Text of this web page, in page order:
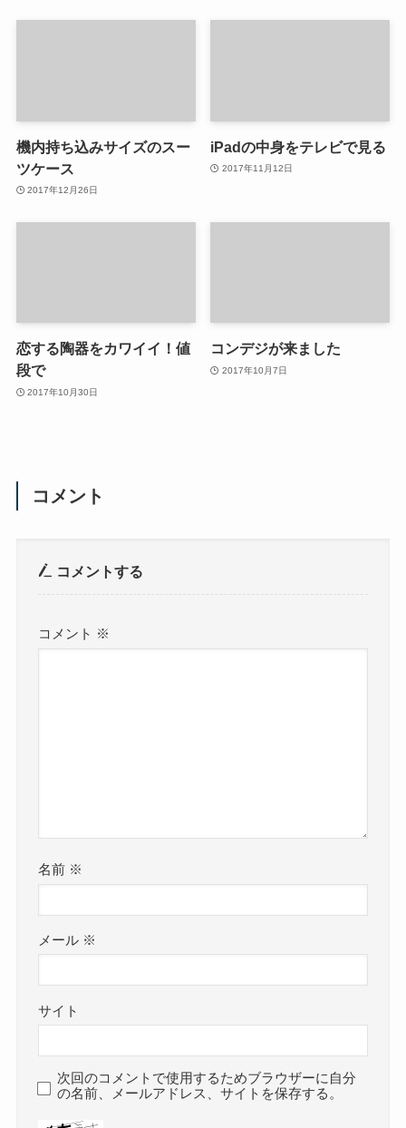
機内持ち込みサイズのスー
ツケース
2017年12月26日
iPadの中身をテレビで見る
2017年11月12日
恋する陶器をカワイイ！値
段で
2017年10月30日
コンデジが来ました
2017年10月7日
コメント
コメントする
コメント ※
名前 ※
メール ※
サイト
次回のコメントで使用するためブラウザーに自分
の名前、メールアドレス、サイトを保存する。